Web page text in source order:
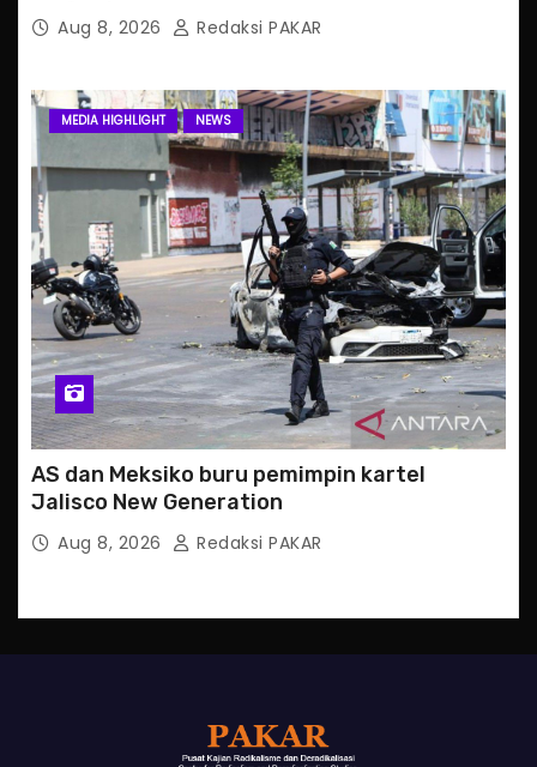
Aug 8, 2026 Redaksi PAKAR
MEDIA HIGHLIGHT NEWS
AS dan Meksiko buru pemimpin kartel
Jalisco New Generation
Aug 8, 2026 Redaksi PAKAR